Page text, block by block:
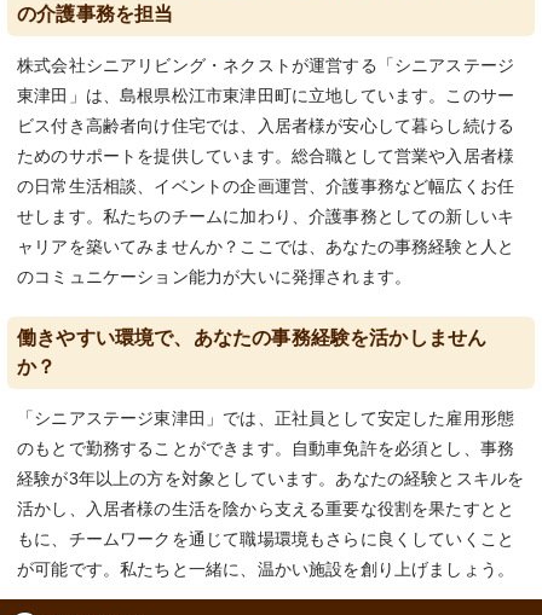
の介護事務を担当
株式会社シニアリビング・ネクストが運営する「シニアステージ
東津田」は、島根県松江市東津田町に立地しています。このサー
ビス付き高齢者向け住宅では、入居者様が安心して暮らし続ける
ためのサポートを提供しています。総合職として営業や入居者様
の日常生活相談、イベントの企画運営、介護事務など幅広くお任
せします。私たちのチームに加わり、介護事務としての新しいキ
ャリアを築いてみませんか？ここでは、あなたの事務経験と人と
のコミュニケーション能力が大いに発揮されます。
働きやすい環境で、あなたの事務経験を活かしません
か？
「シニアステージ東津田」では、正社員として安定した雇用形態
のもとで勤務することができます。自動車免許を必須とし、事務
経験が3年以上の方を対象としています。あなたの経験とスキルを
活かし、入居者様の生活を陰から支える重要な役割を果たすとと
もに、チームワークを通じて職場環境もさらに良くしていくこと
が可能です。私たちと一緒に、温かい施設を創り上げましょう。